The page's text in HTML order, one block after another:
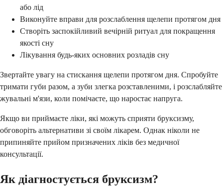
або лід
Виконуйте вправи для розслаблення щелепи протягом дня
Створіть заспокійливий вечірній ритуал для покращення
якості сну
Лікування будь-яких основних розладів сну
Звертайте увагу на стискання щелепи протягом дня. Спробуйте
тримати губи разом, а зуби злегка розставленими, і розслабляйте
жувальні м'язи, коли помічаєте, що наростає напруга.
Якщо ви приймаєте ліки, які можуть сприяти бруксизму,
обговоріть альтернативи зі своїм лікарем. Однак ніколи не
припиняйте прийом призначених ліків без медичної
консультації.
Як діагностується бруксизм?